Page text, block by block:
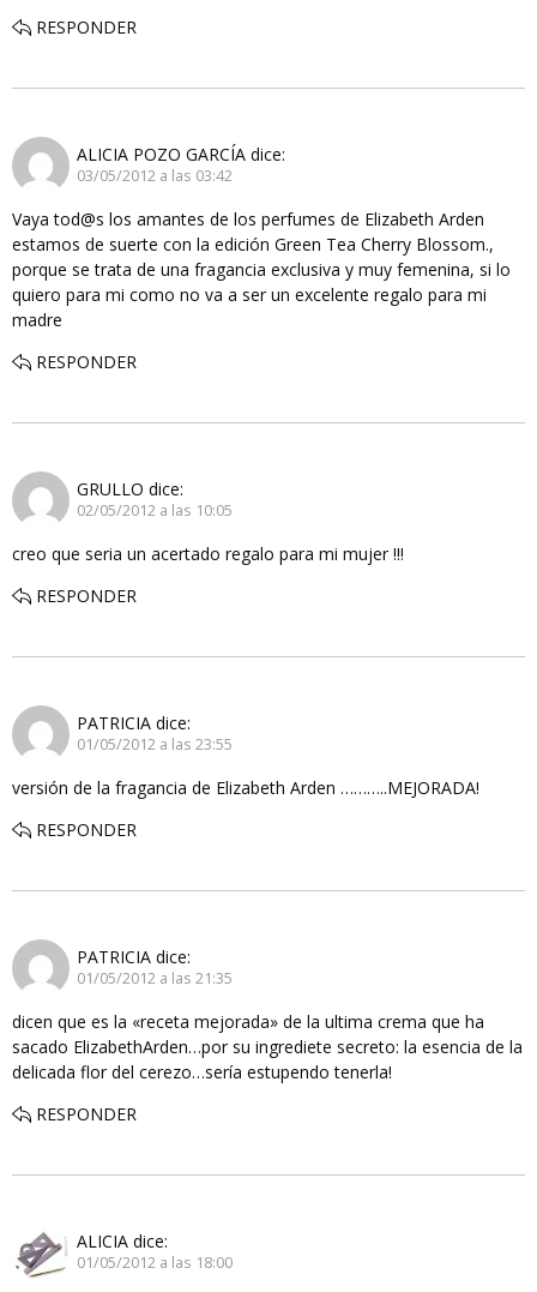
RESPONDER
ALICIA POZO GARCÍA dice:
03/05/2012 a las 03:42
Vaya tod@s los amantes de los perfumes de Elizabeth Arden
estamos de suerte con la edición Green Tea Cherry Blossom.,
porque se trata de una fragancia exclusiva y muy femenina, si lo
quiero para mi como no va a ser un excelente regalo para mi
madre
RESPONDER
GRULLO dice:
02/05/2012 a las 10:05
creo que seria un acertado regalo para mi mujer !!!
RESPONDER
PATRICIA dice:
01/05/2012 a las 23:55
versión de la fragancia de Elizabeth Arden ………..MEJORADA!
RESPONDER
PATRICIA dice:
01/05/2012 a las 21:35
dicen que es la «receta mejorada» de la ultima crema que ha
sacado ElizabethArden…por su ingrediete secreto: la esencia de la
delicada flor del cerezo…sería estupendo tenerla!
RESPONDER
ALICIA dice:
01/05/2012 a las 18:00